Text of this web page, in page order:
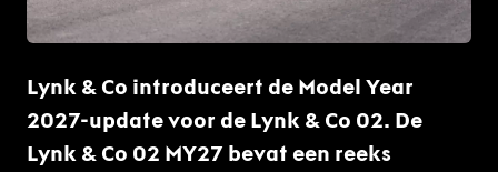
PNG
Lynk & Co introduceert de Model Year
2027-update voor de Lynk & Co 02. De
Lynk & Co 02 MY27 bevat een reeks